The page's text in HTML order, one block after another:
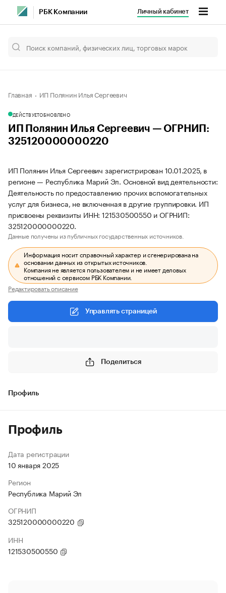
РБК Компании Личный кабинет
Главная ИП Полянин Илья Сергеевич
ДЕЙСТВУЕТОБНОВЛЕНО
ИП Полянин Илья Сергеевич — ОГРНИП:
325120000000220
ИП Полянин Илья Сергеевич зарегистрирован 10.01.2025, в
регионе — Республика Марий Эл. Основной вид деятельности:
Деятельность по предоставлению прочих вспомогательных
услуг для бизнеса, не включенная в другие группировки. ИП
присвоены реквизиты ИНН: 121530500550 и ОГРНИП:
325120000000220.
Данные получены из публичных государственных источников.
Информация носит справочный характер и сгенерирована на
основании данных из открытых источников.
Компания не является пользователем и не имеет деловых
отношений с сервисом РБК Компании.
Редактировать описание
Управлять страницей
Поделиться
Профиль
Профиль
Дата регистрации
10 января 2025
Регион
Республика Марий Эл
ОГРНИП
325120000000220
ИНН
121530500550